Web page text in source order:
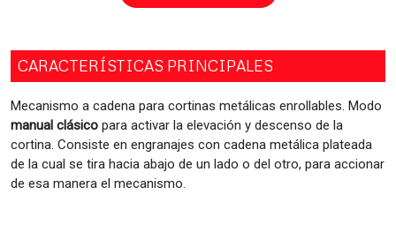
CARACTERÍSTICAS PRINCIPALES
Mecanismo a cadena para cortinas metálicas enrollables. Modo
manual clásico para activar la elevación y descenso de la
cortina. Consiste en engranajes con cadena metálica plateada
de la cual se tira hacia abajo de un lado o del otro, para accionar
de esa manera el mecanismo.